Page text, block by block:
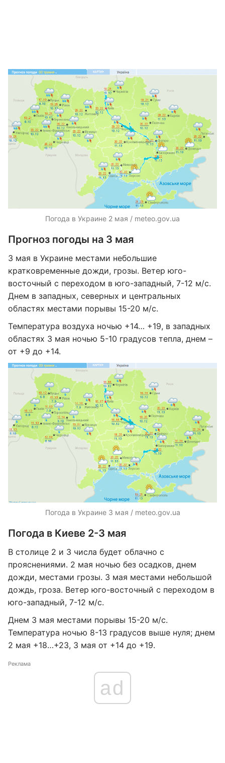
Погода в Украине 2 мая / meteo.gov.ua
Прогноз погоды на 3 мая
3 мая в Украине местами небольшие
кратковременные дожди, грозы. Ветер юго-
восточный с переходом в юго-западный, 7-12 м/с.
Днем ​в западных, северных и центральных
областях местами порывы 15-20 м/с.
Температура воздуха ночью +14… +19, в западных
областях 3 мая ночью 5-10 градусов тепла, днем – ​
от +​9 до +14.
Погода в Украине 3 мая / meteo.gov.ua
Погода в Киеве 2-3 мая
В столице 2 и 3 числа будет облачно с
прояснениями. 2 мая ночью без осадков, днем ​​
дожди, местами грозы. 3 мая местами небольшой
дождь, гроза. Ветер юго-восточный с переходом в
юго-западный, 7-12 м/с.
Днем ​​3 мая местами порывы 15-20 м/с.
Температура ночью 8-13 градусов выше нуля; днем
2 мая +18…+23, 3 мая от +14 до +19.
Реклама
ad